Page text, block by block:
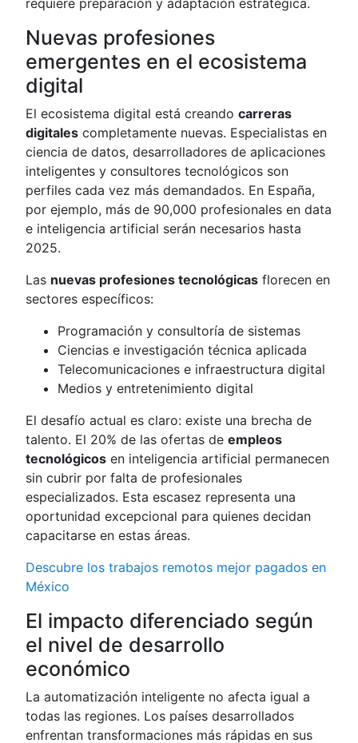
Nuevas profesiones
emergentes en el ecosistema
digital
El ecosistema digital está creandocarreras
digitales completamente nuevas. Especialistas en
ciencia de datos, desarrolladores de aplicaciones
inteligentes y consultores tecnológicos son
perfiles cada vez más demandados. En España,
por ejemplo, más de 90,000 profesionales en data
e inteligencia artificial serán necesarios hasta
2025.
Las nuevas profesiones tecnológicas florecen en
sectores específicos:
Programación y consultoría de sistemas
Ciencias e investigación técnica aplicada
Telecomunicaciones e infraestructura digital
Medios y entretenimiento digital
El desafío actual es claro: existe una brecha de
talento. El 20% de las ofertas deempleos
tecnológicos en inteligencia artificial permanecen
sin cubrir por falta de profesionales
especializados. Esta escasez representa una
oportunidad excepcional para quienes decidan
capacitarse en estas áreas.
Descubre los trabajos remotos mejor pagados en
México
El impacto diferenciado según
el nivel de desarrollo
económico
La automatización inteligente no afecta igual a
todas las regiones. Los países desarrollados
enfrentan transformaciones más rápidas en sus